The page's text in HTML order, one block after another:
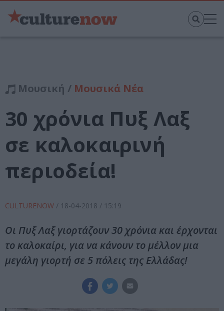
Μουσική / Μουσικά Νέα
30 χρόνια Πυξ Λαξ
σε καλοκαιρινή
περιοδεία!
CULTURENOW / 18-04-2018 / 15:19
Οι Πυξ Λαξ γιορτάζουν 30 χρόνια και έρχονται
το καλοκαίρι, για να κάνουν το μέλλον μια
μεγάλη γιορτή σε 5 πόλεις της Ελλάδας!